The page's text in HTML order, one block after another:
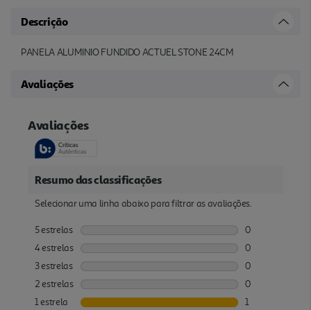
Descrição
PANELA ALUMINIO FUNDIDO ACTUEL STONE 24CM
Avaliações